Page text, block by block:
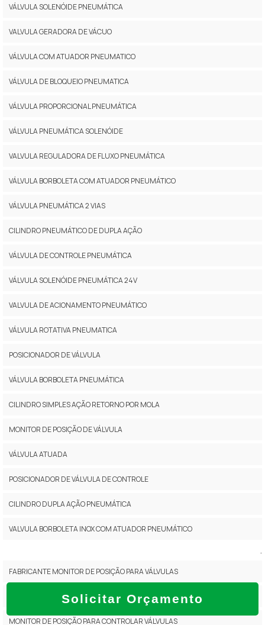
Solicitar Orçamento
VÁLVULA SOLENÓIDE PNEUMÁTICA
VALVULA GERADORA DE VÁCUO
VÁLVULA COM ATUADOR PNEUMATICO
VÁLVULA DE BLOQUEIO PNEUMATICA
VÁLVULA PROPORCIONAL PNEUMÁTICA
VÁLVULA PNEUMÁTICA SOLENÓIDE
VALVULA REGULADORA DE FLUXO PNEUMÁTICA
VÁLVULA BORBOLETA COM ATUADOR PNEUMÁTICO
VÁLVULA PNEUMÁTICA 2 VIAS
CILINDRO PNEUMÁTICO DE DUPLA AÇÃO
VÁLVULA DE CONTROLE PNEUMÁTICA
VÁLVULA SOLENÓIDE PNEUMÁTICA 24V
VALVULA DE ACIONAMENTO PNEUMÁTICO
VÁLVULA ROTATIVA PNEUMATICA
POSICIONADOR DE VÁLVULA
VÁLVULA BORBOLETA PNEUMÁTICA
CILINDRO SIMPLES AÇÃO RETORNO POR MOLA
MONITOR DE POSIÇÃO DE VÁLVULA
VÁLVULA ATUADA
POSICIONADOR DE VÁLVULA DE CONTROLE
CILINDRO DUPLA AÇÃO PNEUMÁTICA
VALVULA BORBOLETA INOX COM ATUADOR PNEUMÁTICO
.
FABRICANTE MONITOR DE POSIÇÃO PARA VÁLVULAS
MONITOR DE POSIÇÃO DE VÁLVULAS PREÇO
MONITOR DE POSIÇÃO PARA CONTROLAR VÁLVULAS